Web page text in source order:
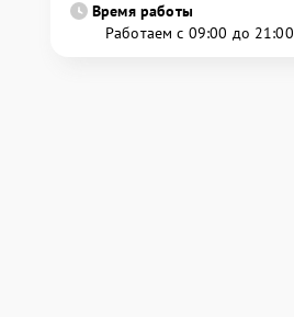
Время работы
Работаем с 09:00 до 21:00